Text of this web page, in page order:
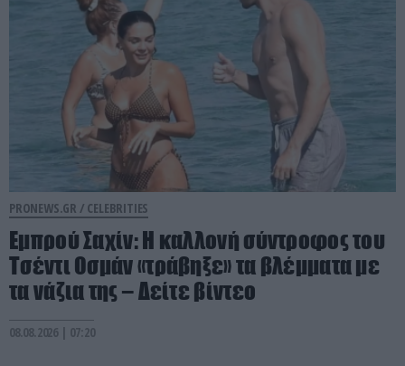
PRONEWS.GR / CELEBRITIES
Εμπρού Σαχίν: Η καλλονή σύντροφος του
Τσέντι Οσμάν «τράβηξε» τα βλέμματα με
τα νάζια της – Δείτε βίντεο
08.08.2026 | 07:20